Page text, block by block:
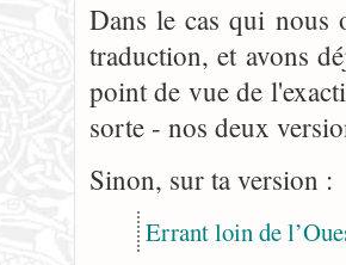
Dans le cas qui nous
traduction, et avons
point de vue de
sorte - nos deux
Sinon, sur ta version :
Errant loin de